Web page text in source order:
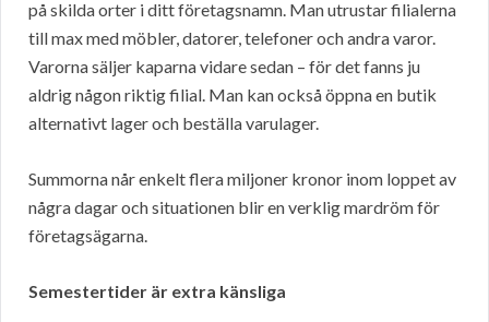
på skilda orter i ditt företagsnamn. Man utrustar filialerna
till max med möbler, datorer, telefoner och andra varor.
Varorna säljer kaparna vidare sedan – för det fanns ju
aldrig någon riktig filial. Man kan också öppna en butik
alternativt lager och beställa varulager.
Summorna når enkelt flera miljoner kronor inom loppet av
några dagar och situationen blir en verklig mardröm för
företagsägarna.
Semestertider är extra känsliga